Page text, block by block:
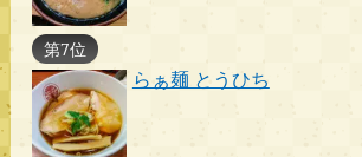
第7位
らぁ麺 とうひち